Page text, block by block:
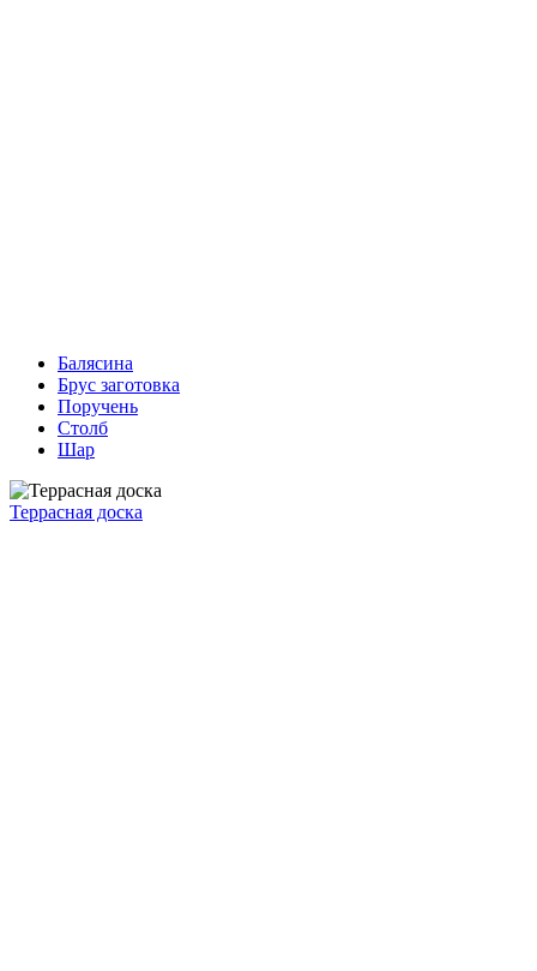
Балясина
Брус заготовка
Поручень
Столб
Шар
Террасная доска